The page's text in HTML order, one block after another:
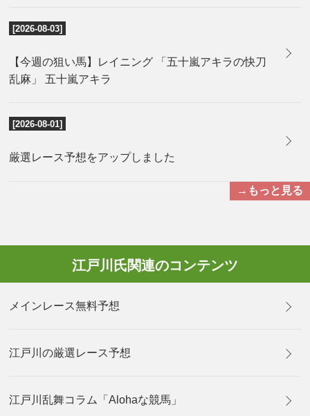
[2026-08-03]
【今週の狙い馬】レイニング 「五十嵐アキラの快刀
乱麻」 五十嵐アキラ
[2026-08-01]
厳選レース予想をアップしました
→もっと見る
江戸川氏関連のコンテンツ
メインレース無料予想
江戸川の厳選レース予想
江戸川乱舞コラム「Alohaな競馬」